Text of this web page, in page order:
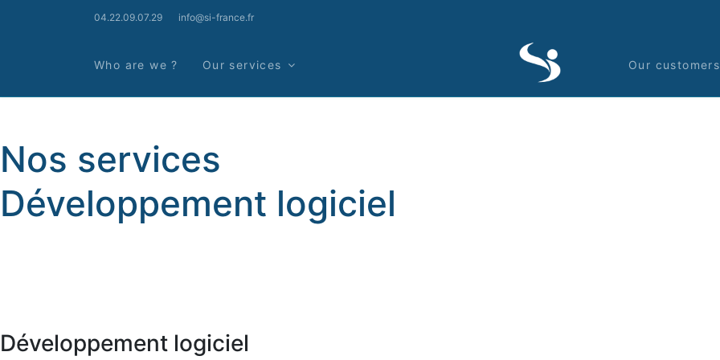
04.22.09.07.29 info@si-france.fr
Who are we ? Our services Our customers
Nos services
Développement logiciel
Développement logiciel